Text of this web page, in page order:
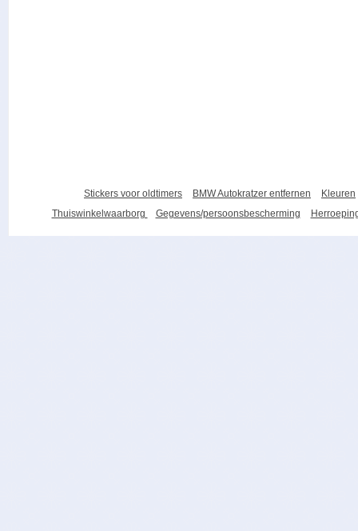
Stickers voor oldtimers BMW Autokratzer entfernen
Kleuren
Thuiswinkelwaarborg
Gegevens/persoonsbescherming